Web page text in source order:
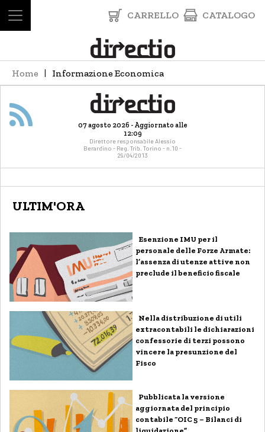
CARRELLO CATALOGO
Home Informazione Economica
07 agosto 2026 - Aggiornato alle
12:09
Direttore responsabile Alessio
Berardino - Reg. Trib. Torino - n.10 -
29/04/2013
ULTIM'ORA
Esenzione IMU per il
personale delle Forze Armate:
l’assenza di utenze attive non
preclude il beneficio fiscale
Nella distribuzione di utili
extracontabili le dichiarazioni
confessorie di terzi possono
vincere la presunzione del
Fisco
Pubblicata la versione
aggiornata del principio
contabile “OIC 5 – Bilanci di